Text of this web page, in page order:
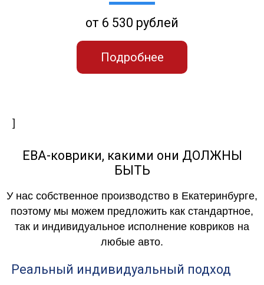
от 6 530 рублей
Подробнее
]
ЕВА-коврики, какими они ДОЛЖНЫ
БЫТЬ
У нас собственное производство в Екатеринбурге,
поэтому мы можем предложить как стандартное,
так и индивидуальное исполнение ковриков на
любые авто.
Реальный индивидуальный подход